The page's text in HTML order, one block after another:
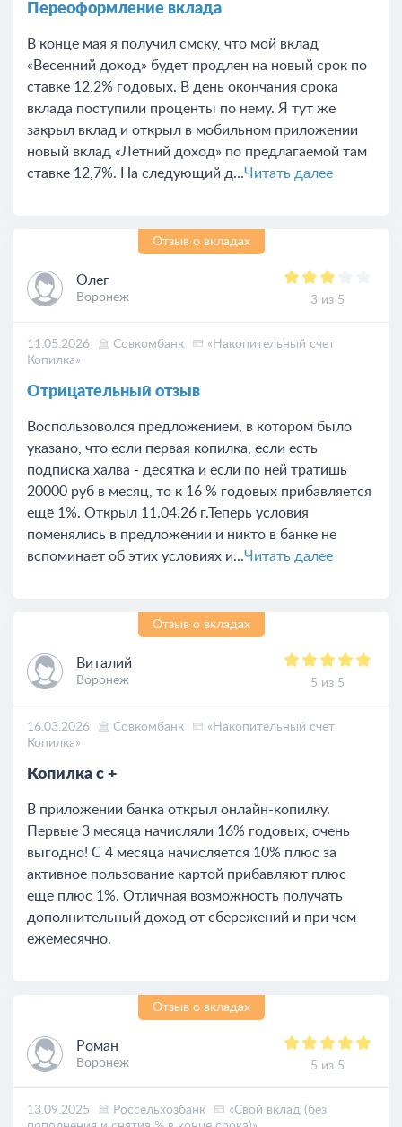
Переоформление вклада
В конце мая я получил смску, что мой вклад
«Весенний доход» будет продлен на новый срок по
ставке 12,2% годовых. В день окончания срока
вклада поступили проценты по нему. Я тут же
закрыл вклад и открыл в мобильном приложении
новый вклад «Летний доход» по предлагаемой там
ставке 12,7%. На следующий д...Читать далее
Отзыв о вкладах
Олег
Воронеж 3 из 5
11.05.2026 Совкомбанк
«Накопительный счет
Копилка»
Отрицательный отзыв
Воспользоволся предложением, в котором было
указано, что если первая копилка, если есть
подписка халва - десятка и если по ней тратишь
20000 руб в месяц, то к 16 % годовых прибавляется
ещё 1%. Открыл 11.04.26 г.Теперь условия
поменялись в предложении и никто в банке не
вспоминает об этих условиях и...Читать далее
Отзыв о вкладах
Виталий
Воронеж 5 из 5
16.03.2026 Совкомбанк
«Накопительный счет
Копилка»
Копилка с +
В приложении банка открыл онлайн-копилку.
Первые 3 месяца начисляли 16% годовых, очень
выгодно! С 4 месяца начисляется 10% плюс за
активное пользование картой прибавляют плюс
еще плюс 1%. Отличная возможность получать
дополнительный доход от сбережений и при чем
ежемесячно.
Отзыв о вкладах
Роман
Воронеж 5 из 5
13.09.2025 Россельхозбанк
«Свой вклад (без